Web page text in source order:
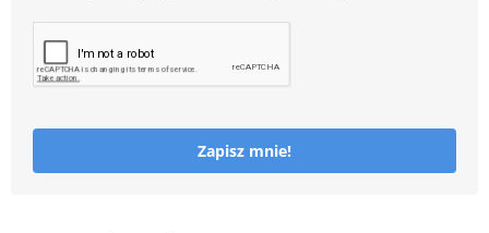
Zapisz mnie!